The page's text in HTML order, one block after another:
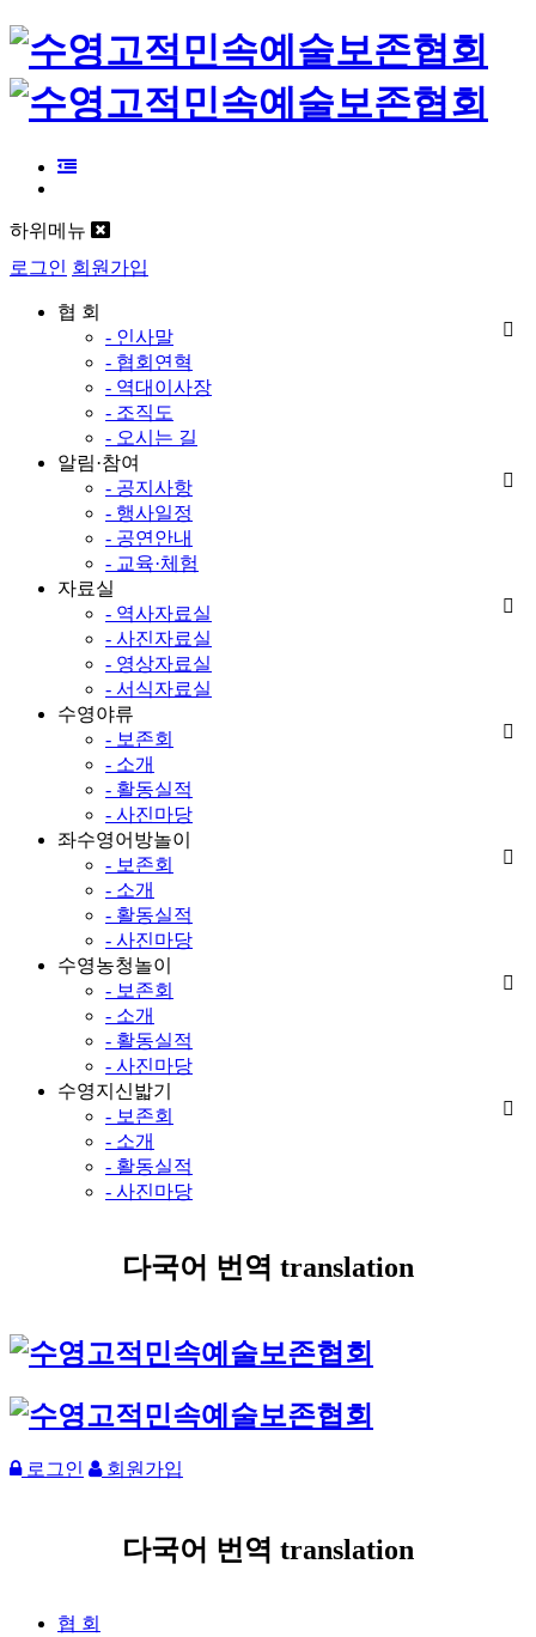
하위메뉴
로그인 회원가입
협 회
- 인사말
- 협회연혁
- 역대이사장
- 조직도
- 오시는 길
알림·참여
- 공지사항
- 행사일정
- 공연안내
- 교육·체험
자료실
- 역사자료실
- 사진자료실
- 영상자료실
- 서식자료실
수영야류
- 보존회
- 소개
- 활동실적
- 사진마당
좌수영어방놀이
- 보존회
- 소개
- 활동실적
- 사진마당
수영농청놀이
- 보존회
- 소개
- 활동실적
- 사진마당
수영지신밟기
- 보존회
- 소개
- 활동실적
- 사진마당
다국어 번역 translation
로그인 회원가입
다국어 번역 translation
협 회